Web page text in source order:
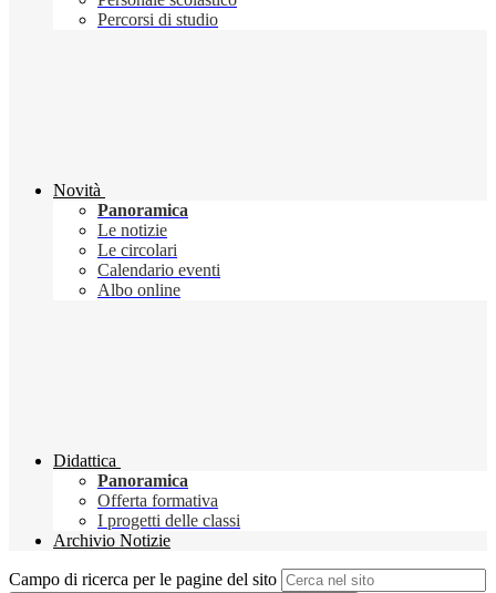
Percorsi di studio
Novità
Panoramica
Le notizie
Le circolari
Calendario eventi
Albo online
Didattica
Panoramica
Offerta formativa
I progetti delle classi
Archivio Notizie
Campo di ricerca per le pagine del sito